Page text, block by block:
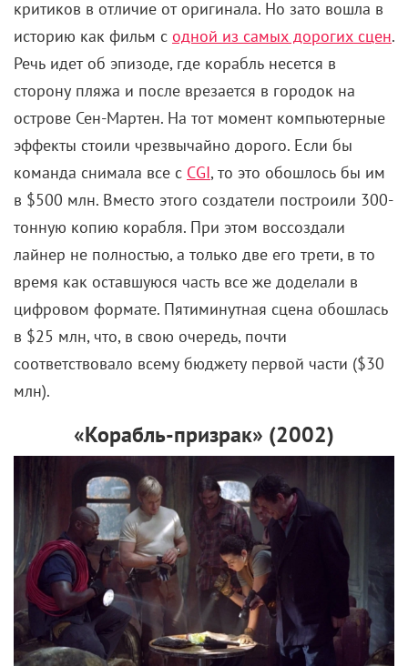
острове Сен-Мартен. На тот момент компьютерные
эффекты стоили чрезвычайно дорого. Если бы
команда снимала все сCGI, то это обошлось бы им
в $500 млн. Вместо этого создатели построили 300-
тонную копию корабля. При этом воссоздали
лайнер не полностью, а только две его трети, в то
время как оставшуюся часть все же доделали в
цифровом формате. Пятиминутная сцена обошлась
в $25 млн, что, в свою очередь, почти
соответствовало всему бюджету первой части ($30
млн).
«Корабль-призрак» (2002)
Чем может обернуться погоня за наживой,
наглядно демонстрирует «Корабль-призрак». По